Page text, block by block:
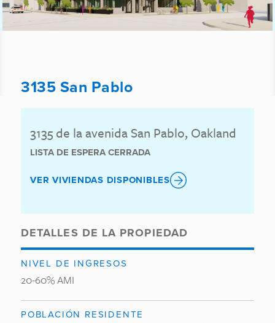
3135 San Pablo
3135 de la avenida San Pablo, Oakland
LISTA DE ESPERA CERRADA
VER VIVIENDAS DISPONIBLES
DETALLES DE LA PROPIEDAD
NIVEL DE INGRESOS
20-60% AMI
POBLACIÓN RESIDENTE